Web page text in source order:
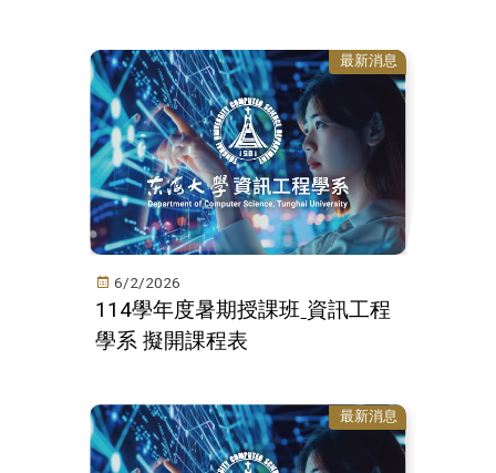
最新消息
6/2/2026
114學年度暑期授課班ˍ資訊工程
學系 擬開課程表
最新消息